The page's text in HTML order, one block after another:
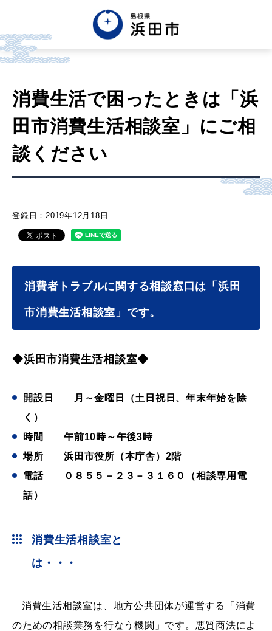
한글 Tiếng việt Tagalog
市政情報
健康・福祉・子育て
産業・ビジネス
教育・文化・スポーツ
場面から探す
妊娠・出産
教育 出会い・結婚
消費生活で困ったときは「浜
田市消費生活相談室」にご相
談ください
登録日：2019年12月18日
消費者トラブルに関する相談窓口は「浜田
市消費生活相談室」です。
◆浜田市消費生活相談室◆
開設日 月～金曜日（土日祝日、年末年始を除
く）
時間 午前10時～午後3時
場所 浜田市役所（本庁舎）2階
電話 ０８５５－２３－３１６０（相談専用電
話）
消費生活相談室と
は・・・
消費生活相談室は、地方公共団体が運営する「消費
のための相談業務を行なう機関」です。悪質商法によ